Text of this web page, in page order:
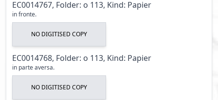
EC0014767, Folder: o 113, Kind: Papier
in fronte.
NO DIGITISED COPY
EC0014768, Folder: o 113, Kind: Papier
in parte aversa.
NO DIGITISED COPY